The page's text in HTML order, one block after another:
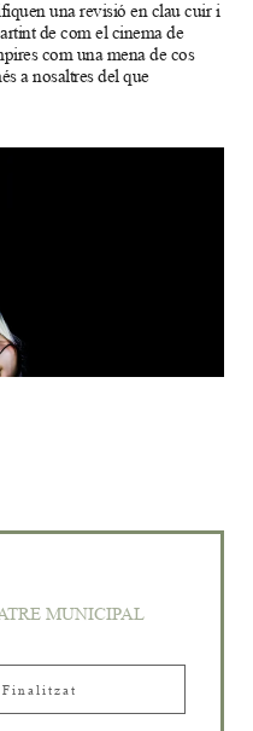
una revisió en clau cuir i
de com el cinema de
com una mena de cos
a nosaltres del que
MUNICIPAL
Finalitzat